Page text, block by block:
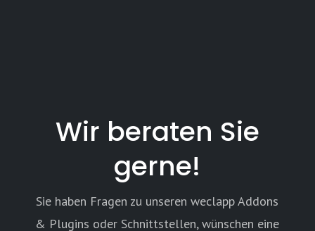
Wir beraten Sie
gerne!
Sie haben Fragen zu unseren weclapp Addons
& Plugins oder Schnittstellen, wünschen eine